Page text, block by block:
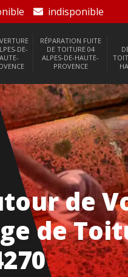
indisponible
DE-
RÉPARATION FUITE
DE TOITURE 04
ALPES-DE-HAUTE-
PROVENCE
de
de